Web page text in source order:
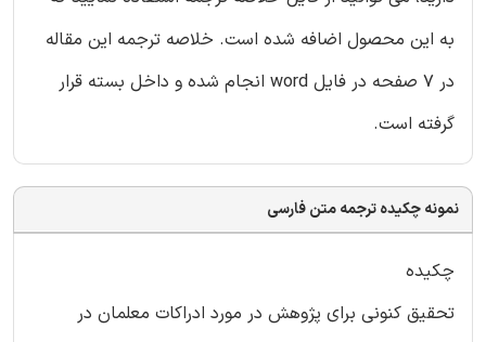
به این محصول اضافه شده است. خلاصه ترجمه این مقاله
در 7 صفحه در فایل word انجام شده و داخل بسته قرار
گرفته است.
نمونه چکیده ترجمه متن فارسی
چکیده
تحقیق کنونی برای پژوهش در مورد ادراکات معلمان در